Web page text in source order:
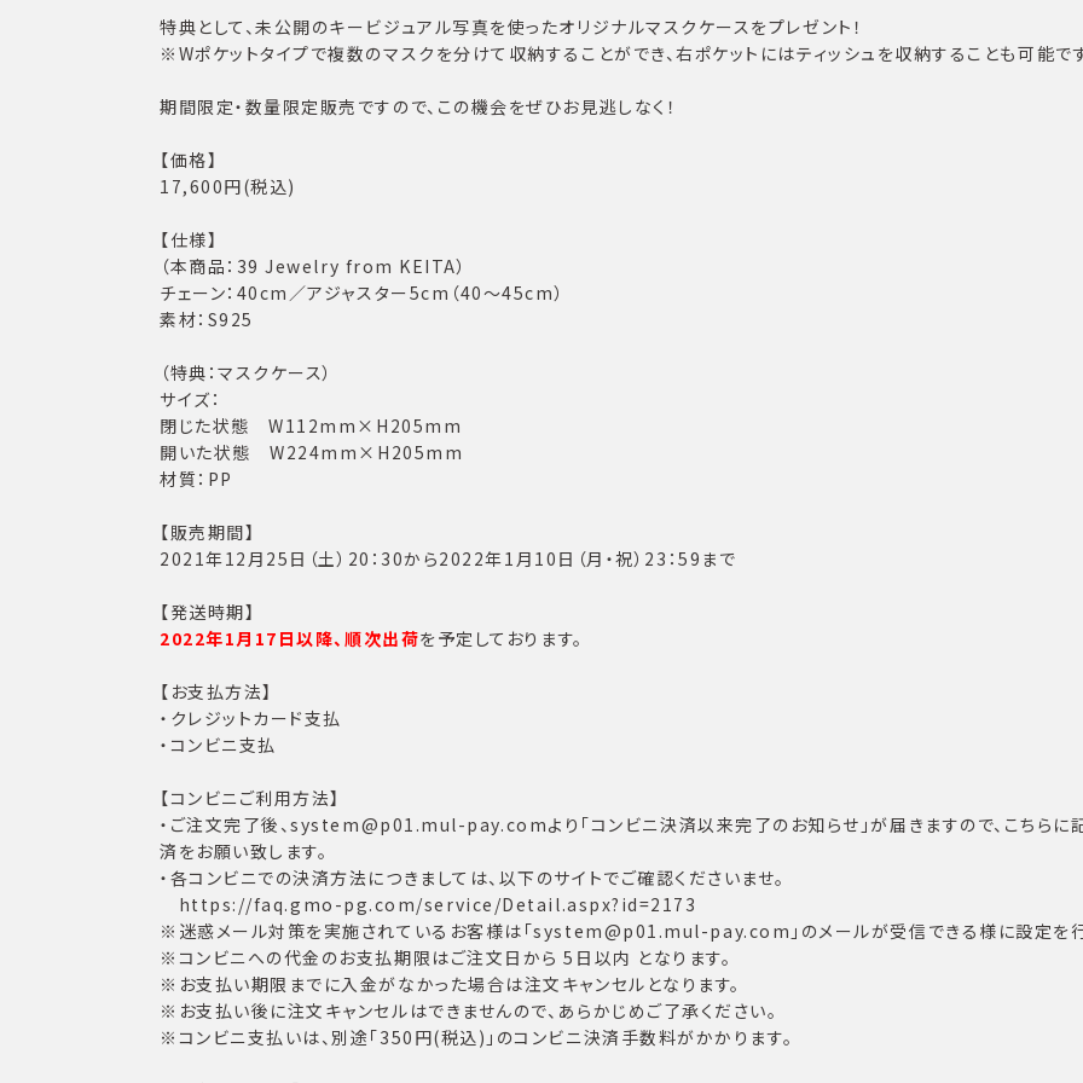
特典として、未公開のキービジュアル写真を使ったオリジナルマスクケースをプレゼント！
※Wポケットタイプで複数のマスクを分けて収納することができ、右ポケットにはティッシュを収納することも可能で
期間限定・数量限定販売ですので、この機会をぜひお見逃しなく！
【価格】
17,600円(税込)
【仕様】
（本商品：39 Jewelry from KEITA）
チェーン：40cm／アジャスター5cm（40〜45cm）
素材：S925
（特典：マスクケース）
サイズ：
閉じた状態 W112mm×H205mm
開いた状態 W224mm×H205mm
材質：PP
【販売期間】
2021年12月25日（土）20：30から2022年1月10日（月・祝）23：59まで
【発送時期】
2022年1月17日以降、順次出荷を予定しております。
【お支払方法】
・クレジットカード支払
・コンビニ支払
【コンビニご利用方法】
・ご注文完了後、system@p01.mul-pay.comより「コンビニ決済以来完了のお知らせ」が届きますので、こちらに
済をお願い致します。
・各コンビニでの決済方法につきましては、以下のサイトでご確認くださいませ。
https://faq.gmo-pg.com/service/Detail.aspx?id=2173
※迷惑メール対策を実施されているお客様は「system@p01.mul-pay.com」のメールが受信できる様に設定を行
※コンビニへの代金のお支払期限はご注文日から 5日以内 となります。
※お支払い期限までに入金がなかった場合は注文キャンセルとなります。
※お支払い後に注文キャンセルはできませんので、あらかじめご了承ください。
※コンビニ支払いは、別途「350円(税込)」のコンビニ決済手数料がかかります。